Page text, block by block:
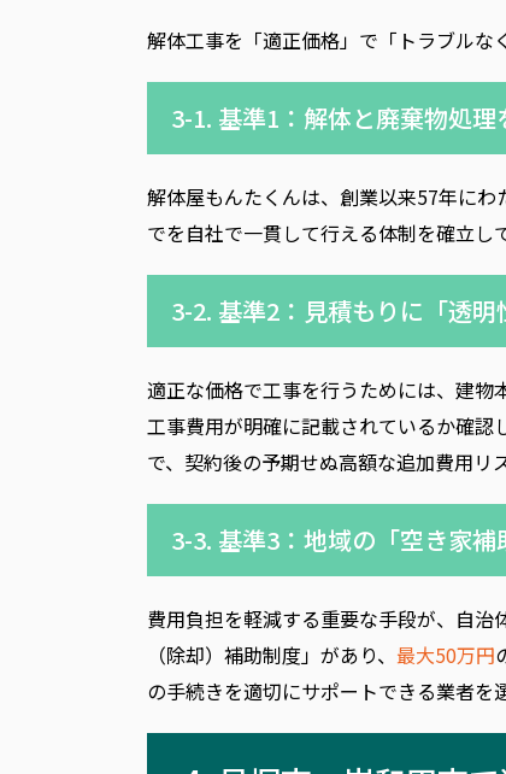
解体工事を「適正価格」で「トラブルな
3-1. 基準1：解体と廃棄物処
解体屋もんたくんは、創業以来57年にわ
でを自社で一貫して行える体制を確立し
3-2. 基準2：見積もりに「透
適正な価格で工事を行うためには、建
工事費用が明確に記載されているか確
で、契約後の予期せぬ高額な追加費用リ
3-3. 基準3：地域の「空き家
費用負担を軽減する重要な手段が、自治
（除却）補助制度」があり、 最大50万円
の手続きを適切にサポートできる業者を